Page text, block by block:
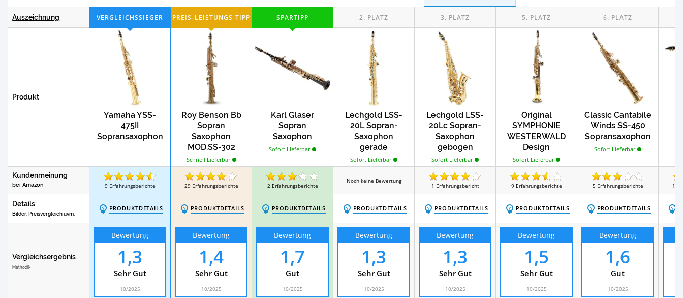
Zupan AkkordeonTest Alpenklang AkkordeonsTest Hohner AkkordeonsTest Casio-KeyboardsTest Chorus-PedaleTest
Test Test Humbucker Test E-Gitarren
Auszeichnung
Produkt
Yamaha YSS-
475II
Sopransaxophon
Roy Benson Bb
Sopran
Saxophon
MOD.SS-302
gerade Form
lack.
Schnell Lieferbar
Karl Glaser
Sopran
Saxophon
Sofort Lieferbar
Lechgold LSS-
20L Sopran-
Saxophon
gerade
Sofort Lieferbar
Lechgold LSS-
20Lc Sopran-
Saxophon
gebogen
Sofort Lieferbar
Original
SYMPHONIE
WESTERWALD
Design
Sopransaxophon
Sofort Lieferbar
Classic Cantabile
Winds SS-450
Sopransaxophon
Sofort Lieferbar
Kundenmeinung
bei Amazon 9 Erfahrungsberichte 29 Erfahrungsberichte 2 Erfahrungsberichte
Noch keine Bewertung
1 Erfahrungsbericht 9 Erfahrungsberichte 5 Erfahrungsberichte 13
Details
Bilder, Preisvergleich uvm.
PRODUKTDETAILS PRODUKTDETAILS PRODUKTDETAILS PRODUKTDETAILS PRODUKTDETAILS PRODUKTDETAILS PRODUKTDETAILS
Vergleichsergebnis
Methodik
Bewertung
1,3
Sehr Gut
10/2025
Bewertung
1,4
Sehr Gut
10/2025
Bewertung
1,7
Gut
10/2025
Bewertung
1,3
Sehr Gut
10/2025
Bewertung
1,3
Sehr Gut
10/2025
Bewertung
1,5
Sehr Gut
10/2025
Bewertung
1,6
Gut
10/2025